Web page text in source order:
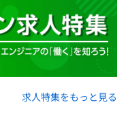
求人特集をもっと見る